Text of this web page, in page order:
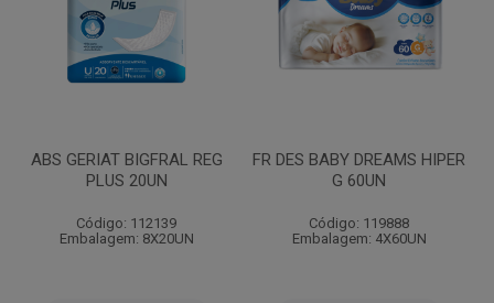
ABS GERIAT BIGFRAL REG
PLUS 20UN
Código: 112139
Embalagem: 8X20UN
FR DES BABY DREAMS HIPER
G 60UN
Código: 119888
Embalagem: 4X60UN